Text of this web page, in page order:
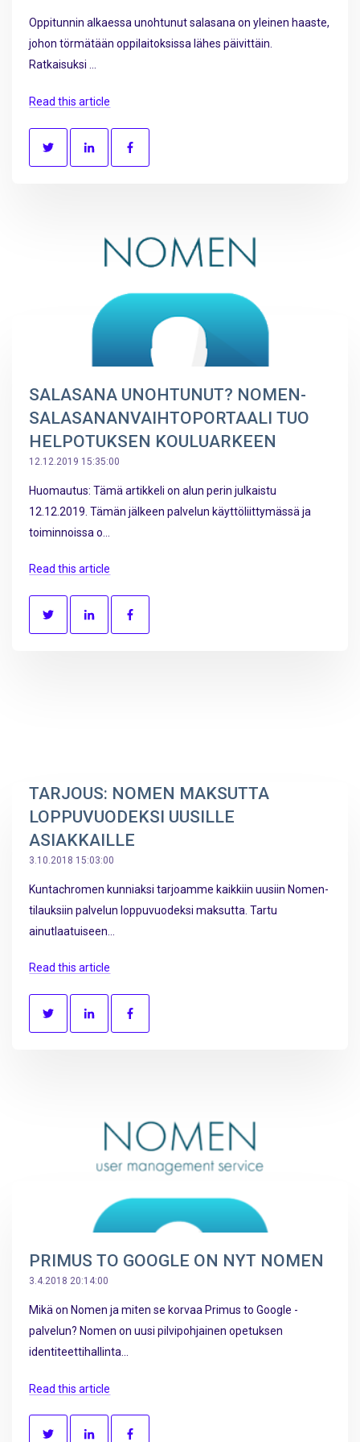
Oppitunnin alkaessa unohtunut salasana on yleinen haaste,
johon törmätään oppilaitoksissa lähes päivittäin.
Ratkaisuksi ...
Read this article
SALASANA UNOHTUNUT? NOMEN-
SALASANANVAIHTOPORTAALI TUO
HELPOTUKSEN KOULUARKEEN
12.12.2019 15:35:00
Huomautus: Tämä artikkeli on alun perin julkaistu
12.12.2019. Tämän jälkeen palvelun käyttöliittymässä ja
toiminnoissa o...
Read this article
TARJOUS: NOMEN MAKSUTTA
LOPPUVUODEKSI UUSILLE
ASIAKKAILLE
3.10.2018 15:03:00
Kuntachromen kunniaksi tarjoamme kaikkiin uusiin Nomen-
tilauksiin palvelun loppuvuodeksi maksutta. Tartu
ainutlaatuiseen...
Read this article
PRIMUS TO GOOGLE ON NYT NOMEN
3.4.2018 20:14:00
Mikä on Nomen ja miten se korvaa Primus to Google -
palvelun? Nomen on uusi pilvipohjainen opetuksen
identiteettihallinta...
Read this article